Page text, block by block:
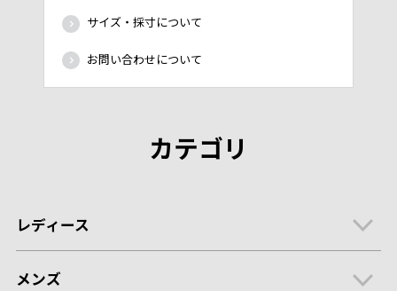
サイズ・採寸について
お問い合わせについて
カテゴリ
レディース
メンズ